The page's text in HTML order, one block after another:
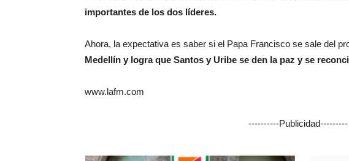
importantes de los dos líderes.
Ahora, la expectativa es saber si el Papa Francisco se sale del
Medellín y logra que Santos y Uribe se den la paz y se
www.lafm.com
----------Publicidad---------